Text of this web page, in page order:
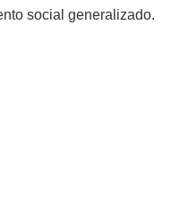
social generalizado.